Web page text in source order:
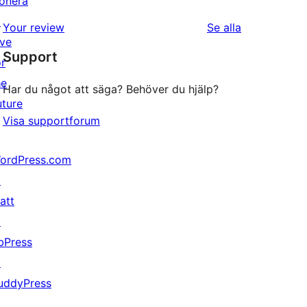
recensioner
stjärniga
recensioner
Your review Se alla
Support
Har du något att säga? Behöver du hjälp?
Visa supportforum